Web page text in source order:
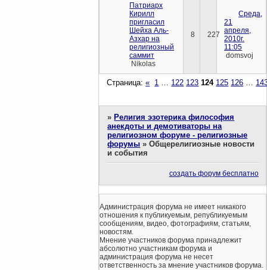
Патриарх
Кирилл
пригласил
Шейха Аль-
Азхар на
религиозный
саммит
Nikolas
8 227
Среда,
21
апреля,
2010г.
11:05
domsvoj
Страница:« 1 … 122 123 124 125 126 …
»Религия эзотерика философия
анекдоты и демотиваторы на
религиозном форуме - религиозные
форумы »Общерелигиозные новости
и события
создать форум бесплатно
Администрация форума не имеет никакого
отношения к публикуемым, републикуемым
сообщениям, видео, фотографиям, статьям,
новостям.
Мнение участников форума принадлежит
абсолютно участникам форума и
администрация форума не несет
ответственность за мнение участников форума.